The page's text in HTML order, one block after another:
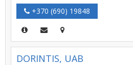
+370 (690) 19848
DORINTIS, UAB